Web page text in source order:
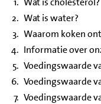
Wat is water?
Waarom koken
Informatie over
Voedingswaarde
Voedingswaarde
Voedingswaarde